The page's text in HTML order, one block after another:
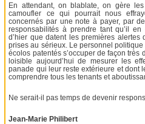
En attendant, on blablate, on gère
camoufler ce qui pourrait nous
concernés par une note à payer, par
responsabilités à prendre tant qu’il
d’hier que datent les premières alertes
prises au sérieux. Le personnel
écolos patentés s’occuper de façon très
loisible aujourd’hui de mesurer les
panade qui leur reste extérieure et dont
comprendre tous les tenants et
Ne serait-il pas temps de devenir
Jean-Marie Philibert